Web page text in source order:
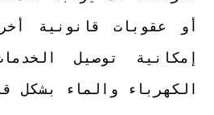
أو عقوبات قانونية
إمكانية توصيل
الكهرباء والماء بشكل